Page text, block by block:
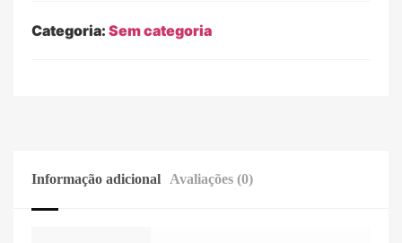
Categoria: Sem categoria
Informação adicional Avaliações (0)